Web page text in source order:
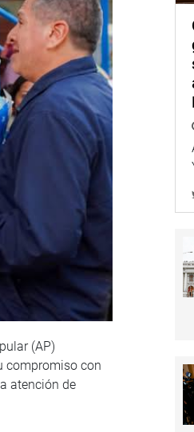
(AP)
compromiso con
atención de